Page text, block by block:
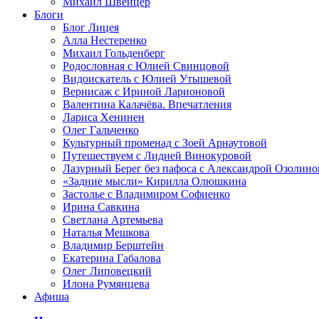
Блоги
Блог Лицея
Алла Нестеренко
Михаил Гольденберг
Родословная с Юлией Свинцовой
Видоискатель с Юлией Утышевой
Вернисаж с Ириной Ларионовой
Валентина Калачёва. Впечатления
Лариса Хенинен
Олег Гальченко
Культурный променад с Зоей Арнаутовой
Путешествуем с Лидией Винокуровой
Лазурный Берег без пафоса с Александрой
«Задние мысли» Кирилла Олюшкина
Застолье с Владимиром Софиенко
Ирина Савкина
Светлана Артемьева
Наталья Мешкова
Владимир Берштейн
Екатерина Габалова
Олег Липовецкий
Илона Румянцева
Афиша